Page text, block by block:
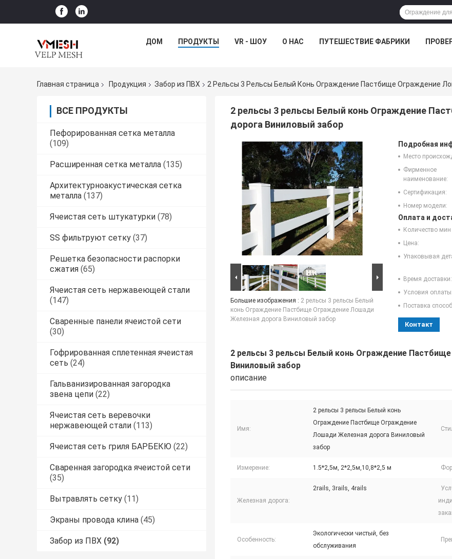
ДОМ ПРОДУКТЫ VR - ШОУ О НАС ПУТЕШЕСТВИЕ ФАБРИКИ
Главная страница Продукция Забор из ПВХ 2 Рельсы 3 Рельсы Белый Конь Ограждение Пастбище Ограждение
ВСЕ ПРОДУКТЫ
Пефорированная сетка металла
(109)
Расширенная сетка металла (135)
Архитектурноакустическая сетка
металла (137)
Ячеистая сеть штукатурки (78)
SS фильтруют сетку (37)
Решетка безопасности распорки
сжатия (65)
Ячеистая сеть нержавеющей стали
(147)
Сваренные панели ячеистой сети
(30)
Гофрированная сплетенная ячеистая
сеть (24)
Гальванизированная загородка
звена цепи (22)
Ячеистая сеть веревочки
нержавеющей стали (113)
Ячеистая сеть гриля БАРБЕКЮ (22)
Сваренная загородка ячеистой сети
(35)
Вытравлять сетку (11)
Экраны провода клина (45)
Забор из ПВХ (92)
2 рельсы 3 рельсы Белый конь Ограждение
дорога Виниловый забор
Большие изображения : 2 рельсы 3 рельсы Белый
конь Ограждение Пастбище Ограждение Лошади
Железная дорога Виниловый забор
Подробная
Место
Фирменное
наименование:
Сертификация:
Номер модели:
Оплата и
Количество мин
Цена:
Упаковывая
Время доставки:
Условия оплаты:
Поставка
Контакт
2 рельсы 3 рельсы Белый конь Ограждение
Виниловый забор
описание
Имя:
2 рельсы 3 рельсы Белый конь
Ограждение Пастбище Ограждение
Лошади Железная дорога Виниловый
забор
Измерение: 1.5*2,5м, 2*2,5м,10,8*2,5 м
Железная дорога:
2rails, 3rails, 4rails
Особенность:
Экологически чистый, без
обслуживания